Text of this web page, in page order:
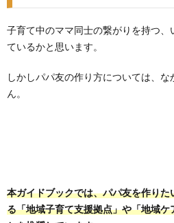
子育て中のママ同士の繋がりを持つ
ているかと思います。
しかしパパ友の作り方については、
ん。
本ガイドブックでは、パパ友を作り
る「地域子育て支援拠点」や「地域